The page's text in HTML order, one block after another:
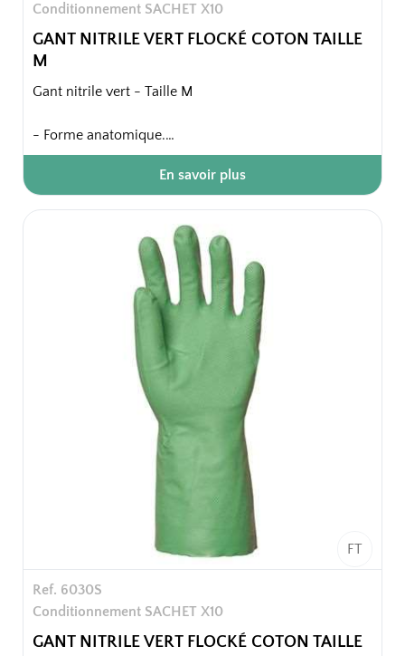
Conditionnement SACHET X10
GANT NITRILE VERT FLOCKÉ COTON TAILLE
M
Gant nitrile vert - Taille M
- Forme anatomique.
- Finition intérieure : floqué coton.
- Finition extérieure : paume et doigts anti-dérapants.
- Finition bord : coupe droite.
Confort intérieur, souplesse et élasticité.
Sachet de 10 paires
100 paires / carton soit 10 sachets / carton
En savoir plus
FT
Ref. 6030S
Conditionnement SACHET X10
GANT NITRILE VERT FLOCKÉ COTON TAILLE